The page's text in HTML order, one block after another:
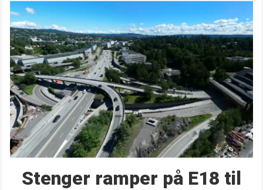
Stenger ramper på E18 til